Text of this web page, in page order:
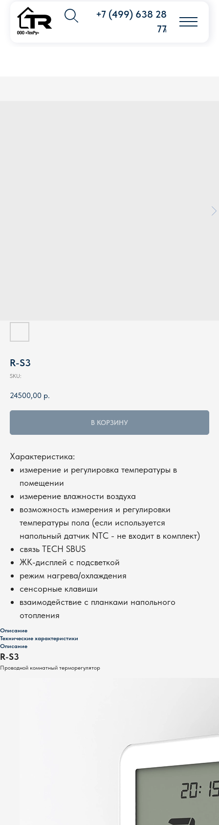
info@techpribor.com
+7 (499) 638 28
77
R-S3
SKU:
24500,00 р.
В КОРЗИНУ
Характеристика:
измерение и регулировка температуры в
помещении
измерение влажности воздуха
возможность измерения и регулировки
температуры пола (если используется
напольный датчик NTC - не входит в комплект)
связь TECH SBUS
ЖК-дисплей с подсветкой
режим нагрева/охлаждения
сенсорные клавиши
взаимодействие с планками напольного
отопления
Описание
Технические характеристики
Описание
R-S3
Проводной комнатный терморегулятор